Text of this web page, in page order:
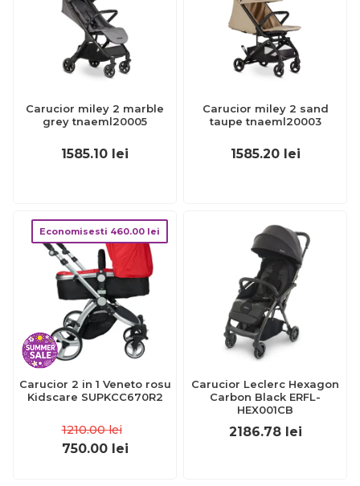
Carucior miley 2 marble
grey tnaeml20005
1585.10 lei
Carucior miley 2 sand
taupe tnaeml20003
1585.20 lei
Economisesti 460.00 lei
Carucior 2 in 1 Veneto rosu
Kidscare SUPKCC670R2
1210.00 lei
750.00 lei
Carucior Leclerc Hexagon
Carbon Black ERFL-
HEX001CB
2186.78 lei